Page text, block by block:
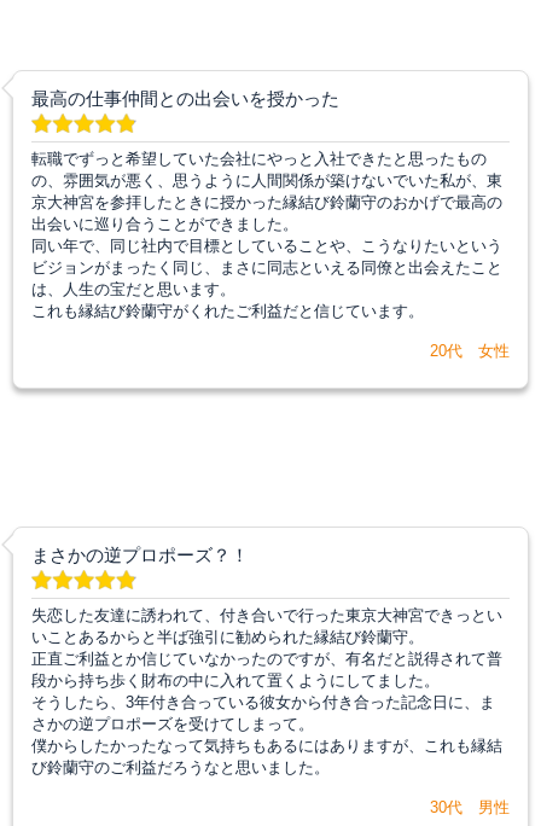
最高の仕事仲間との出会いを授かった
転職でずっと希望していた会社にやっと入社できたと思ったもの
の、雰囲気が悪く、思うように人間関係が築けないでいた私が、東
京大神宮を参拝したときに授かった縁結び鈴蘭守のおかげで最高の
出会いに巡り合うことができました。
同い年で、同じ社内で目標としていることや、こうなりたいという
ビジョンがまったく同じ、まさに同志といえる同僚と出会えたこと
は、人生の宝だと思います。
これも縁結び鈴蘭守がくれたご利益だと信じています。
20代 女性
まさかの逆プロポーズ？！
失恋した友達に誘われて、付き合いで行った東京大神宮できっとい
いことあるからと半ば強引に勧められた縁結び鈴蘭守。
正直ご利益とか信じていなかったのですが、有名だと説得されて普
段から持ち歩く財布の中に入れて置くようにしてました。
そうしたら、3年付き合っている彼女から付き合った記念日に、ま
さかの逆プロポーズを受けてしまって。
僕からしたかったなって気持ちもあるにはありますが、これも縁結
び鈴蘭守のご利益だろうなと思いました。
30代 男性